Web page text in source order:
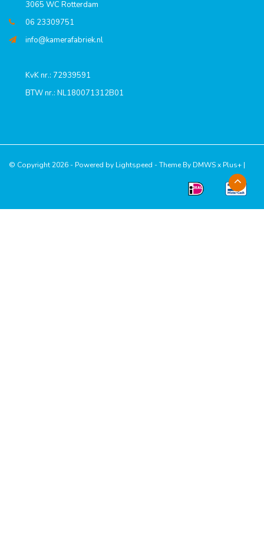
3065 WC Rotterdam
06 23309751
info@kamerafabriek.nl
KvK nr.: 72939591
BTW nr.: NL180071312B01
© Copyright 2026 - Powered by Lightspeed - Theme By DMWSx Plus+ |